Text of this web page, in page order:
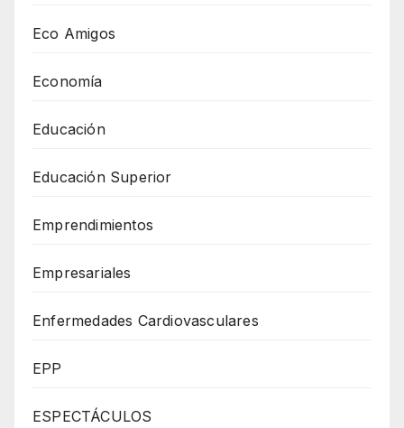
Eco Amigos
Economía
Educación
Educación Superior
Emprendimientos
Empresariales
Enfermedades Cardiovasculares
EPP
ESPECTÁCULOS